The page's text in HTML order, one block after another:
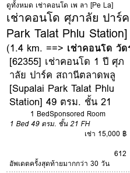
ดูทั้งหมด เช่าคอนโด เพ ลา [Pe La]
เช่าคอนโด ศุภาลัย ปาร์
Park Talat Phlu Station]
(1.4 km. ==> เช่าคอนโด วั
[62355] เช่าคอนโด 1 ปี ศุภ
าลัย ปาร์ค สถานีตลาดพลู
[Supalai Park Talat Phlu
Station] 49 ตรม. ชั้น 21
1 BedSponsored Room
1 Bed 49 ตรม. ชั้น 21 FH
เช่า 15,000 ฿
612
อัพเดตครั้งสุดท้ายมากกว่า 30 วัน